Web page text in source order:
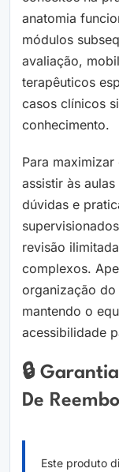
anatomia
módulos
avaliação,
terapêuticos
casos clínicos
conhecimento.
Para
assistir às
dúvidas e
revisão
complexos.
organização
mantendo o
acessibilidade
🔒
De
Este produto